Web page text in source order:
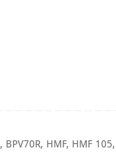
, BPV70R, HMF, HMF 105,